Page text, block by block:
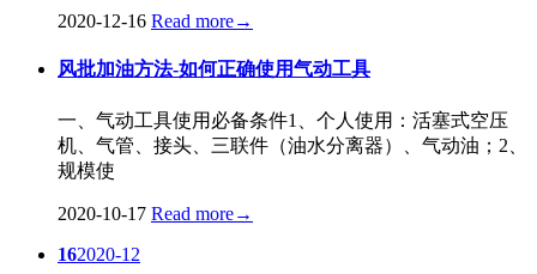
2020-12-16 Read more→
风批加油方法-如何正确使用气动工具
一、气动工具使用必备条件1、个人使用：活塞式空压
机、气管、接头、三联件（油水分离器）、气动油；2、
规模使
2020-10-17 Read more→
162020-12